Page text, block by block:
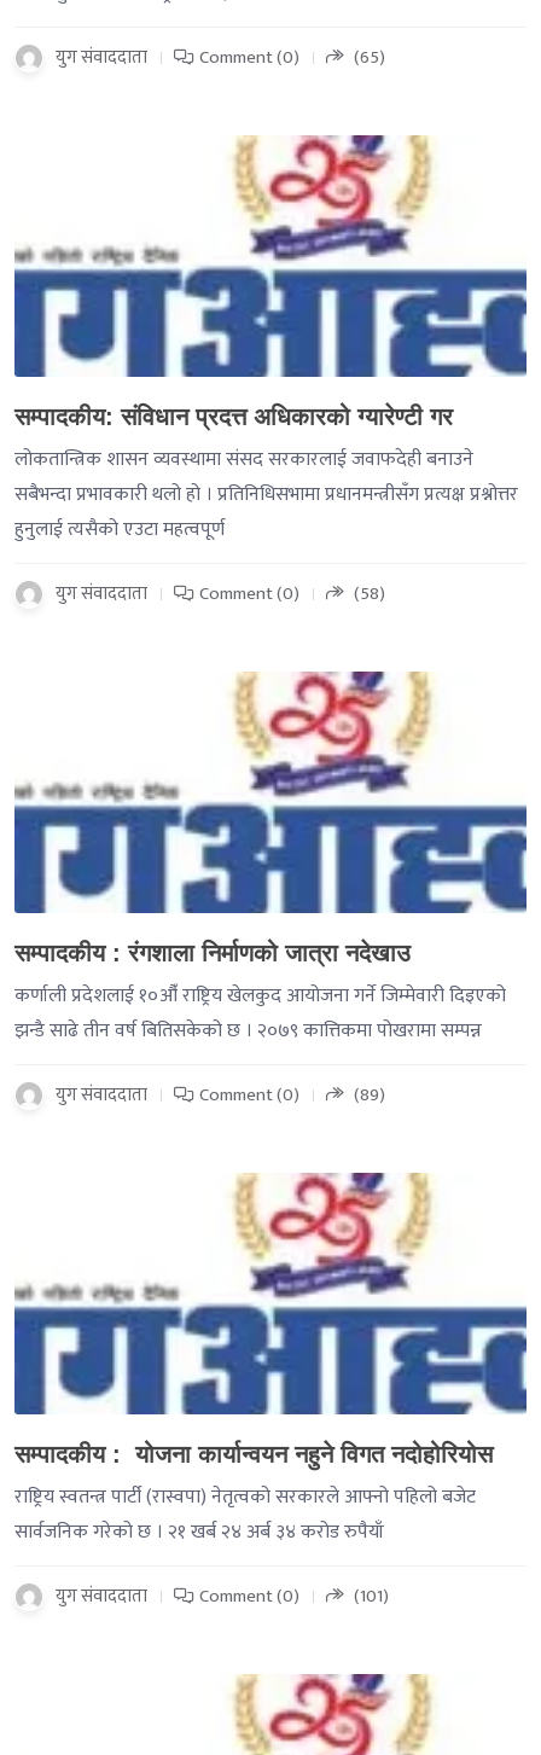
युग संवाददाता Comment (0) (65)
सम्पादकीय: संविधान प्रदत्त अधिकारको ग्यारेण्टी गर
लोकतान्त्रिक शासन व्यवस्थामा संसद सरकारलाई जवाफदेही बनाउने
सबैभन्दा प्रभावकारी थलो हो । प्रतिनिधिसभामा प्रधानमन्त्रीसँग प्रत्यक्ष प्रश्नोत्तर
हुनुलाई त्यसैको एउटा महत्वपूर्ण
युग संवाददाता Comment (0) (58)
सम्पादकीय : रंगशाला निर्माणको जात्रा नदेखाउ
कर्णाली प्रदेशलाई १०औँ राष्ट्रिय खेलकुद आयोजना गर्ने जिम्मेवारी दिइएको
झन्डै साढे तीन वर्ष बितिसकेको छ । २०७९ कात्तिकमा पोखरामा सम्पन्न
युग संवाददाता Comment (0) (89)
सम्पादकीय : योजना कार्यान्वयन नहुने विगत नदोहोरियोस
राष्ट्रिय स्वतन्त्र पार्टी (रास्वपा) नेतृत्वको सरकारले आफ्नो पहिलो बजेट
सार्वजनिक गरेको छ । २१ खर्ब २४ अर्ब ३४ करोड रुपैयाँ
युग संवाददाता Comment (0) (101)